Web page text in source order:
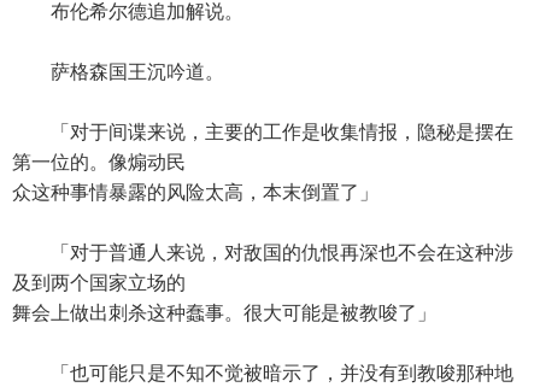
布伦希尔德追加解说。
萨格森国王沉吟道。
「对于间谍来说，主要的工作是收集情报，隐秘是摆在
第一位的。像煽动民
众这种事情暴露的风险太高，本末倒置了」
「对于普通人来说，对敌国的仇恨再深也不会在这种涉
及到两个国家立场的
舞会上做出刺杀这种蠢事。很大可能是被教唆了」
「也可能只是不知不觉被暗示了，并没有到教唆那种地